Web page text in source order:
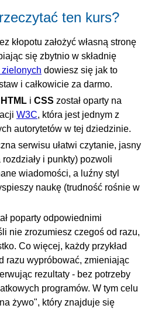
ten kurs?
kłopotu założyć własną stronę
się zbytnio w składnię
zielonych dowiesz się jak to
i całkowicie za darmo.
HTML i CSS został oparty na
W3C, która jest jednym z
autorytetów w tej dziedzinie.
serwisu ułatwi czytanie, jasny
rozdziały i punkty) pozwoli
wiadomości, a luźny styl
naukę (trudność rośnie w
poparty odpowiednimi
nie zrozumiesz czegoś od razu,
Co więcej, każdy przykład
razu wypróbować, zmieniając
rezultaty - bez potrzeby
programów. W tym celu
żywo", który znajduje się